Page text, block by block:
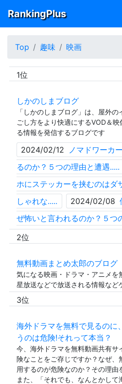
RankingPlus
Top 趣味 映画
1位
しかのしまブログ
「しかのしまブログ」は、屋外
ごし方をより快適にするVOD＆
る情報を発信するブログです
2024/02/12
ノマドワーカ
るのか？５つの理由と遭遇.....
ホにステッカーを挟むのはダ
しゃれな.....
2024/02/08
ぜ怖いと言われるのか？５つ
2位
無料動画まとめ太郎のブログ
気になる映画・ドラマ・アニメを
星放送などで放送される情報など
3位
海外ドラマを無料で見るのに
うのは危険!それって本当？
今、海外ドラマを無料動画共有サ
険なことをご存じですか？なぜ、
用するのが危険なのか？その理由
また、「それでも、なんとかして